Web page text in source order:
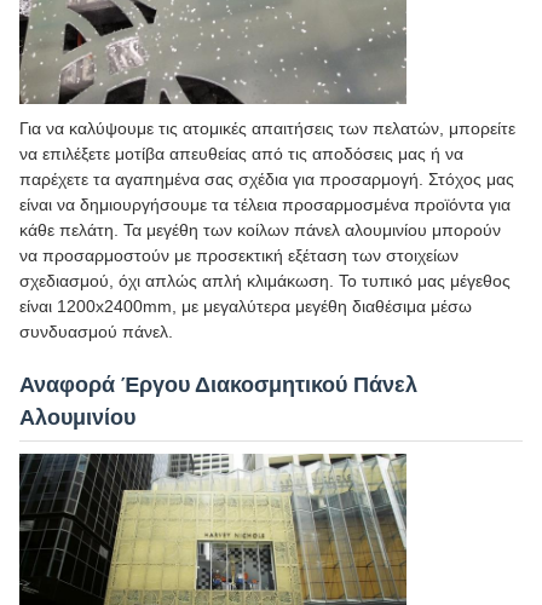
Για να καλύψουμε τις ατομικές απαιτήσεις των πελατών, μπορείτε
να επιλέξετε μοτίβα απευθείας από τις αποδόσεις μας ή να
παρέχετε τα αγαπημένα σας σχέδια για προσαρμογή. Στόχος μας
είναι να δημιουργήσουμε τα τέλεια προσαρμοσμένα προϊόντα για
κάθε πελάτη. Τα μεγέθη των κοίλων πάνελ αλουμινίου μπορούν
να προσαρμοστούν με προσεκτική εξέταση των στοιχείων
σχεδιασμού, όχι απλώς απλή κλιμάκωση. Το τυπικό μας μέγεθος
είναι 1200x2400mm, με μεγαλύτερα μεγέθη διαθέσιμα μέσω
συνδυασμού πάνελ.
Αναφορά Έργου Διακοσμητικού Πάνελ
Αλουμινίου